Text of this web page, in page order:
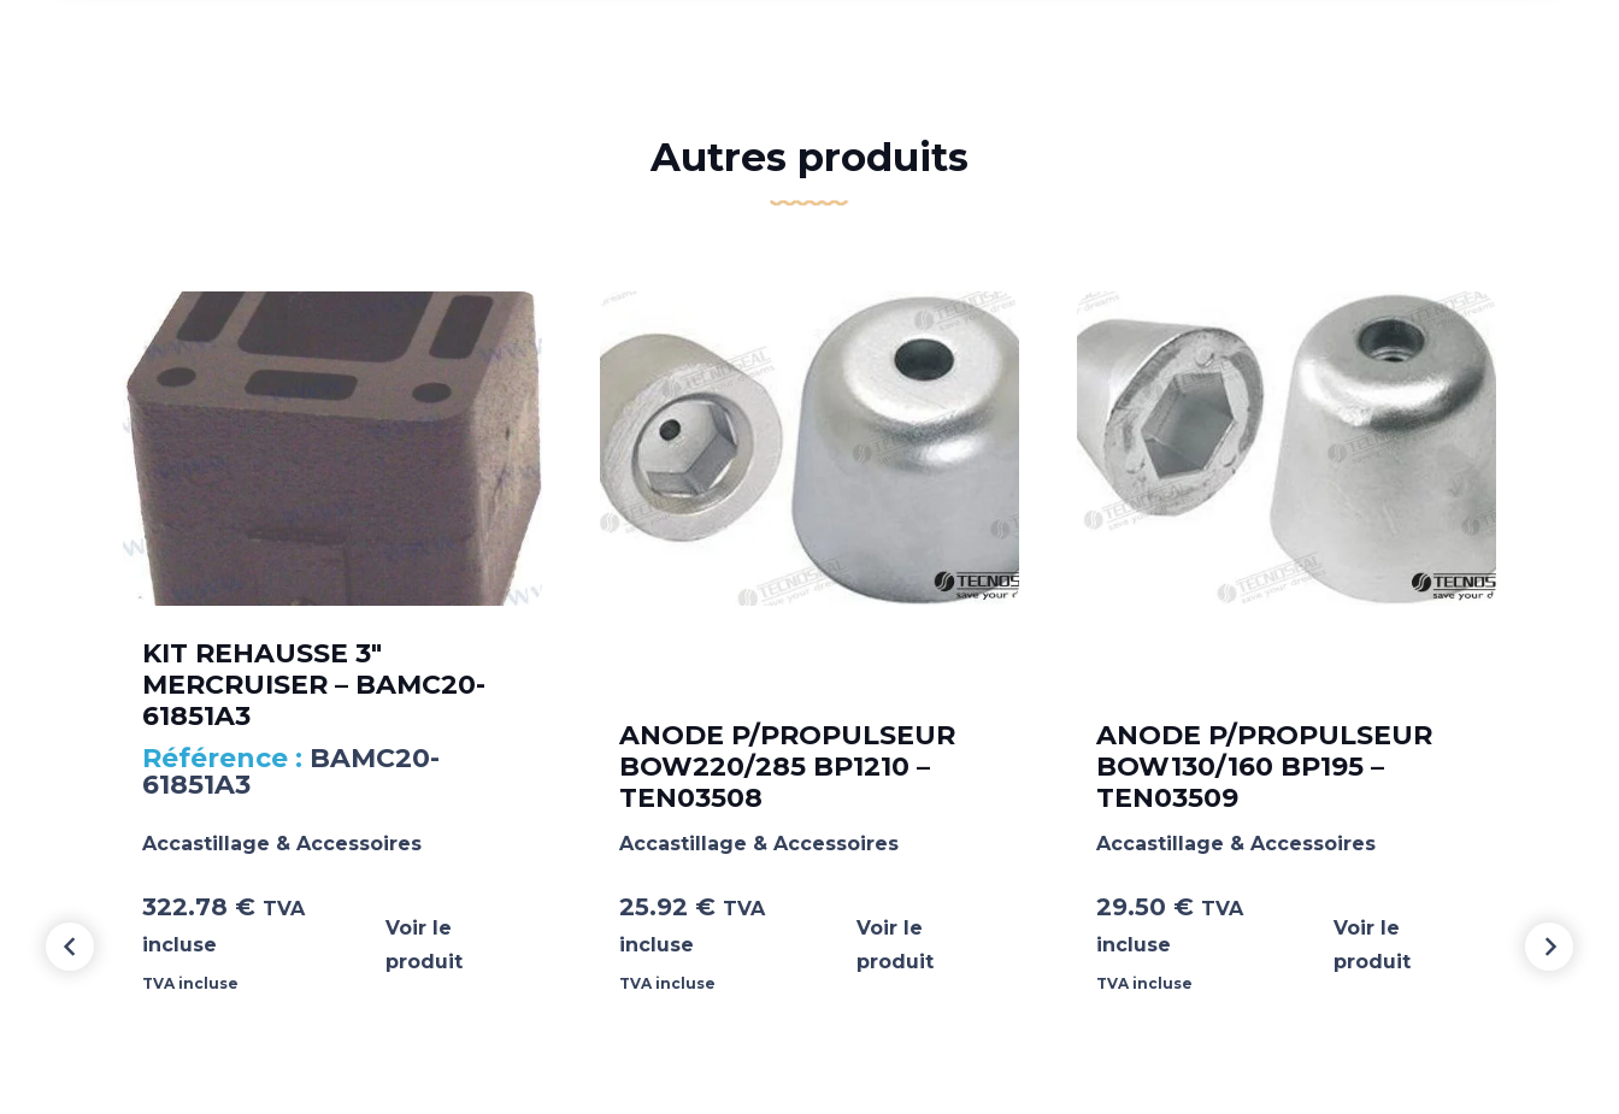
Autres produits
KIT REHAUSSE 3″
MERCRUISER – BAMC20-
61851A3
BAMC20-
61851A3
Accastillage & Accessoires
322.78 € TVA
incluse
TVA incluse
Voir le
produit
ANODE P/PROPULSEUR
BOW220/285 BP1210 –
TEN03508
Accastillage & Accessoires
25.92 € TVA
incluse
TVA incluse
Voir le
produit
ANODE P/PROPULSEUR
BOW130/160 BP195 –
TEN03509
Accastillage & Accessoires
29.50 € TVA
incluse
TVA incluse
Voir le
produit